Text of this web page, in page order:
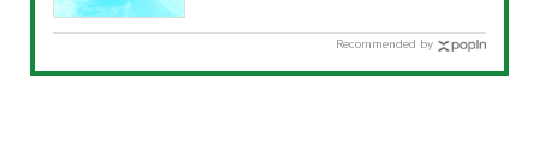
Recommended by